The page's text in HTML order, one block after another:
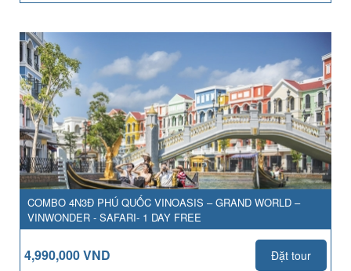
COMBO 4N3Đ PHÚ QUỐC VINOASIS – GRAND WORLD –
VINWONDER - SAFARI- 1 DAY FREE
4,990,000 VND
Đặt tour